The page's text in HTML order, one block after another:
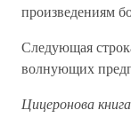
произведениям
Следующая
волнующих
Цицеронова